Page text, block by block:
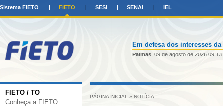
Sistema FIETO FIETO SESI SENAI IEL
Em defesa dos interesses
Palmas , 09 de agosto de 2026 09:13
FIETO / TO
Conheça a FIETO
PÁGINA INICIAL » NOTÍCIA